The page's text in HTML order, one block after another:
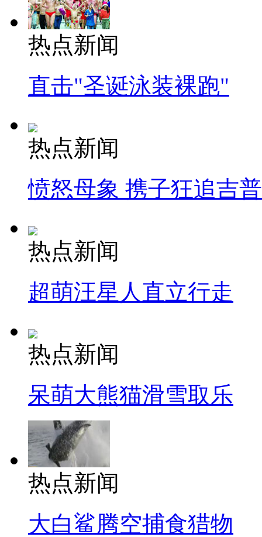
热点新闻
直击"圣诞泳装裸跑"
热点新闻
愤怒母象 携子狂追吉
热点新闻
超萌汪星人直立行走
热点新闻
呆萌大熊猫滑雪取乐
热点新闻
大白鲨腾空捕食猎物